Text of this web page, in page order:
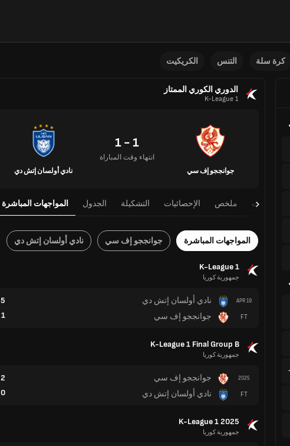
كرة سلة التنس الكريكيت
الدوري الكوري الممتاز
K-League 1
جوانججو إف سي
1 - 1
انتهاء وقت المباراة
نادي أولسان إتش دي
معلومات ملخص الإحصائيات التشكيلة الجدول المواجهات المباشرة
المواجهات المباشرة جوانججو إف سي نادي أولسان إتش دي
K-League 1
جمهورية كوريا
19 APR
FT
نادي أولسان إتش دي
جوانججو إف سي
5
1
K-League 1 Final Group B
جمهورية كوريا
2025
FT
جوانججو إف سي
نادي أولسان إتش دي
2
0
K-League 1 2025
جمهورية كوريا